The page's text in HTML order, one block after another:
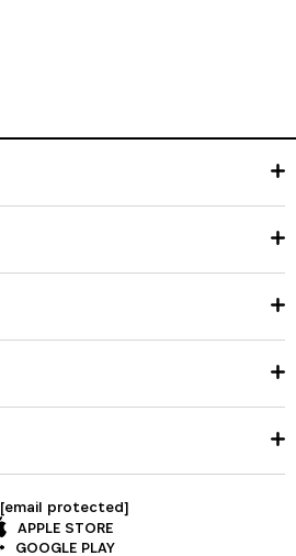
[email protected]
APPLE STORE
GOOGLE PLAY